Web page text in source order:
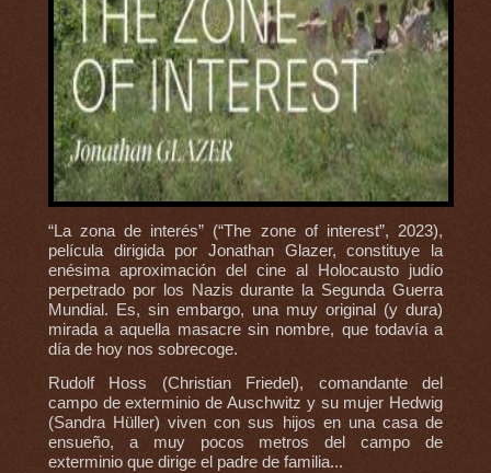
“La zona de interés” (“The zone of interest”, 2023),
película dirigida por Jonathan Glazer, constituye la
enésima aproximación del cine al Holocausto judío
perpetrado por los Nazis durante la Segunda Guerra
Mundial. Es, sin embargo, una muy original (y dura)
mirada a aquella masacre sin nombre, que todavía a
día de hoy nos sobrecoge.
Rudolf Hoss (Christian Friedel), comandante del
campo de exterminio de Auschwitz y su mujer Hedwig
(Sandra Hüller) viven con sus hijos en una casa de
ensueño, a muy pocos metros del campo de
exterminio que dirige el padre de familia...